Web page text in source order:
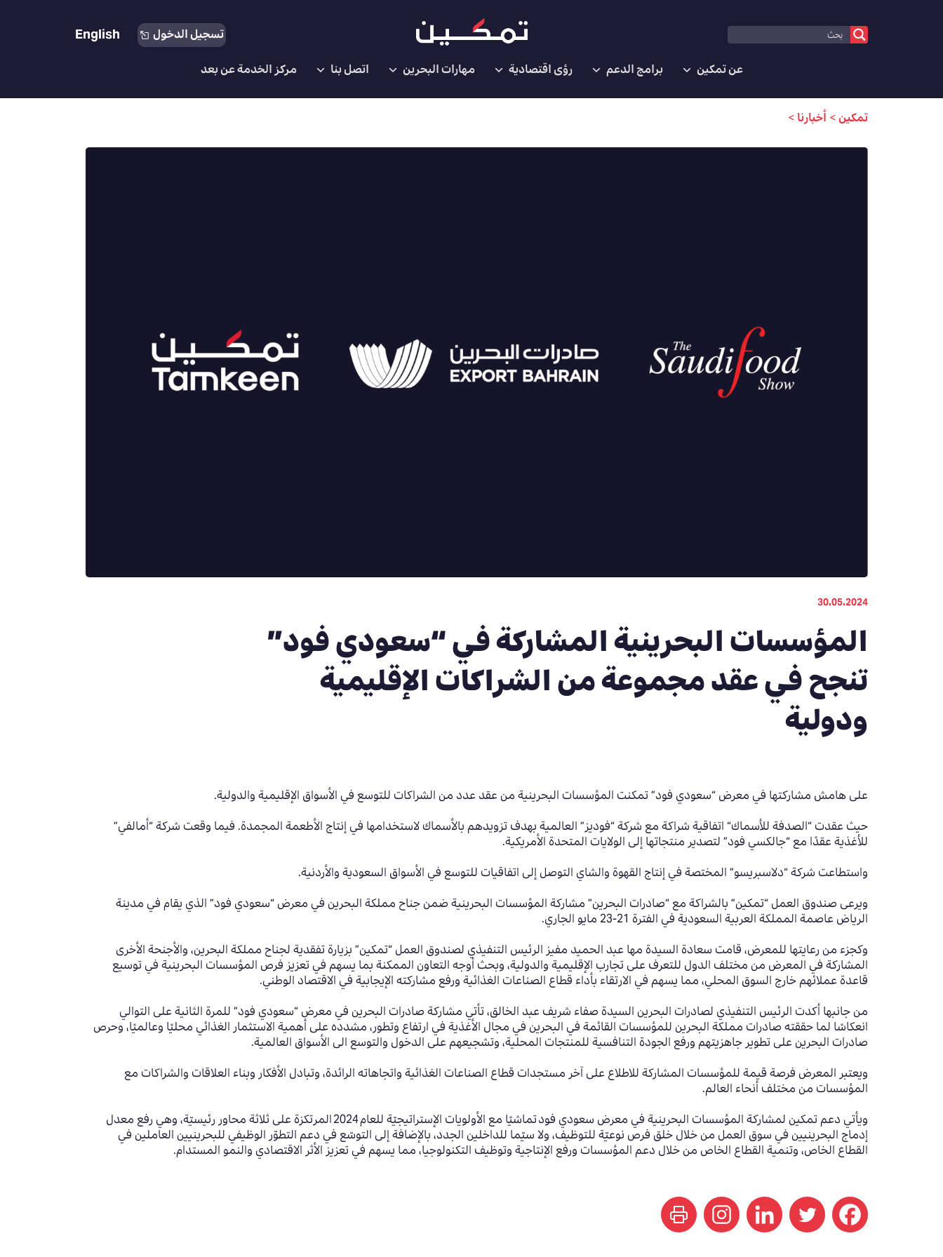
تسجيل الدخول English
عن تمكين برامج الدعم رؤى اقتصادية مهارات البحرين اتصل بنا مركز الخدمة عن بعد
تمكين>أخبارنا>
30.05.2024
المؤسسات البحرينية المشاركة في “سعودي فود”
تنجح في عقد مجموعة من الشراكات الإقليمية
ودولية
على هامش مشاركتها في معرض “سعودي فود” تمكنت المؤسسات البحرينية من عقد عدد من الشراكات للتوسع في الأسواق الإقليمية والدولية.
حيث عقدت“الصدفة للأسماك“اتفاقية شراكة مع شركة “فوديز” العالمية بهدف تزويدهم بالأسماك لاستخدامها في إنتاج الأطعمة المجمدة.فيما وقعت شركة “أمالفي”
للأغذية عقدًا مع “جالكسي فود” لتصدير منتجاتها إلى الولايات المتحدة الأمريكية.
واستطاعت شركة “دلاسبريسو” المختصة في إنتاج القهوة والشاي التوصل إلى اتفاقيات للتوسع في الأسواق السعودية والأردنية.
ويرعى صندوق العمل“تمكين” بالشراكة مع“صادرات البحرين” مشاركة المؤسسات البحرينية ضمن جناح مملكة البحرين في معرض “سعودي فود” الذي يقام في مدينة
الرياض عاصمة المملكة العربية السعودية في الفترة 21-23
مايو الجاري.
وكجزء منرعايتها للمعرض،قامت سعادة السيدة مها عبد الحميد مفيز الرئيس التنفيذي لصندوق العمل “تمكين” بزيارةتفقدية لجناح مملكة البحرين، والأجنحة الأخرى
المشاركة في المعرض من مختلف الدول للتعرف على تجارب الإقليمية والدولية، وبحث أوجه التعاونالممكنة بما يسهم في تعزيز فرص المؤسسات البحرينية في توسيع
قاعدة عملائهم خارج السوق المحلي، مما يسهم في الارتقاء بأداء قطاع الصناعات الغذائية ورفع مشاركته الإيجابية في الاقتصاد الوطني.
من جانبها أكدت الرئيس التنفيذي لصادرات البحرين السيدة صفاء شريف عبد الخالق، تأتي مشاركة صادرات البحرين في معرض “سعودي فود” للمرة الثانية على التوالي
انعكاسًا لما حققته صادرات مملكة البحرين للمؤسسات القائمة في البحرين في مجال الأغذية في ارتفاع وتطور، مشدده على أهمية الاستثمار الغذائي محليًا وعالميًا، وحرص
صادرات البحرين على تطوير جاهزيتهم ورفع الجودة التنافسية للمنتجات المحلية، وتشجيعهم على الدخول والتوسع الى الأسواق العالمية.
ويعتبر المعرض فرصة قيمة للمؤسسات المشاركة للاطلاع على آخر مستجدات قطاع الصناعات الغذائية واتجاهاته الرائدة، وتبادل الأفكار وبناء العلاقات والشراكات مع
المؤسسات من مختلف أنحاء العالم.
ويأتي دعم تمكين لمشاركة المؤسسات البحرينية في معرض سعودي فود تماشيًا مع الأولويات الإستراتيجيّة للعام2024المرتكزة على ثلاثة محاور رئيسيّة، وهي رفع معدل
إدماج البحرينيين في سوق العمل من خلال خلق فرص نوعيّة للتوظيف، ولا سيّما للداخلين الجدد، بالإضافة إلى التوسّع في دعم التطوّر الوظيفي للبحرينيين العاملين في
القطاع الخاص، وتنمية القطاع الخاص من خلال دعم المؤسسات ورفع الإنتاجية وتوظيف التكنولوجيا، مما يسهم في تعزيز الأثر الاقتصادي والنمو المستدام.
print